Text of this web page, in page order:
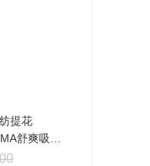
提花
舒爽吸湿
人空调被芯